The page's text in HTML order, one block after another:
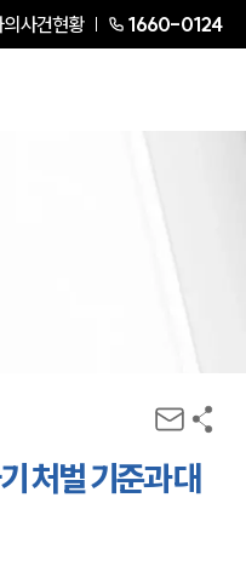
의사건현황 1660-0124
처벌 기준과 대